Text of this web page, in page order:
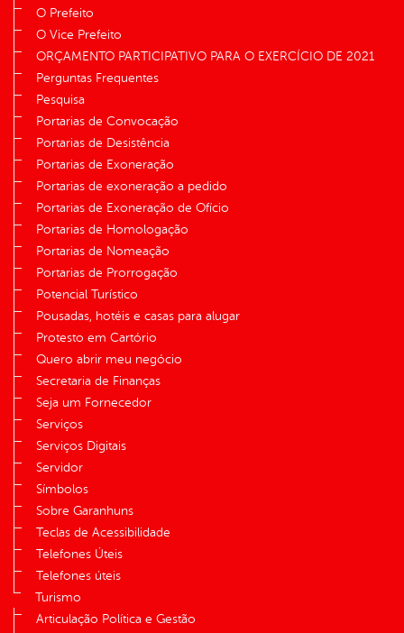
O Prefeito
O Vice Prefeito
ORÇAMENTO PARTICIPATIVO PARA O EXERCÍCIO DE 2021
Perguntas Frequentes
Pesquisa
Portarias de Convocação
Portarias de Desistência
Portarias de Exoneração
Portarias de exoneração a pedido
Portarias de Exoneração de Ofício
Portarias de Homologação
Portarias de Nomeação
Portarias de Prorrogação
Potencial Turístico
Pousadas, hotéis e casas para alugar
Protesto em Cartório
Quero abrir meu negócio
Secretaria de Finanças
Seja um Fornecedor
Serviços
Serviços Digitais
Servidor
Símbolos
Sobre Garanhuns
Teclas de Acessibilidade
Telefones Úteis
Telefones úteis
Turismo
Articulação Política e Gestão